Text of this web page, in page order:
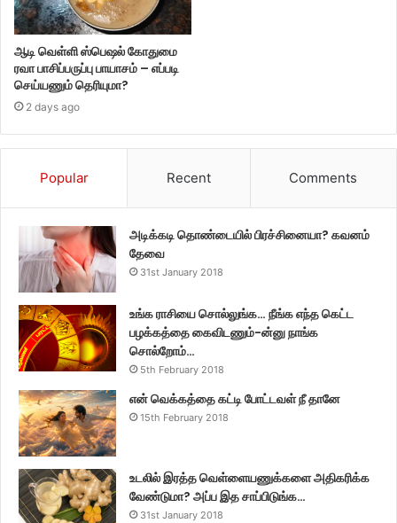
ஆடி வெள்ளி ஸ்பெஷல் கோதுமை
ரவா பாசிப்பருப்பு பாயாசம் – எப்படி
செய்யணும் தெரியுமா?
2 days ago
Popular Recent Comments
அடிக்கடி தொண்டையில் பிரச்சினையா? கவனம்
தேவை
31st January 2018
உங்க ராசியை சொல்லுங்க… நீங்க எந்த கெட்ட
பழக்கத்தை கைவிடணும்-ன்னு நாங்க
சொல்றோம்…
5th February 2018
என் வெக்கத்தை கட்டி போட்டவள் நீ தானே
15th February 2018
உடலில் இரத்த வெள்ளையணுக்களை அதிகரிக்க
வேண்டுமா? அப்ப இத சாப்பிடுங்க…
31st January 2018